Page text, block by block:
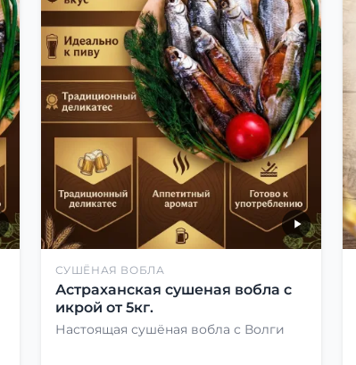
СУШЁНАЯ ВОБЛА
Астраханская сушеная вобла с
икрой от 5кг.
Настоящая сушёная вобла с Волги